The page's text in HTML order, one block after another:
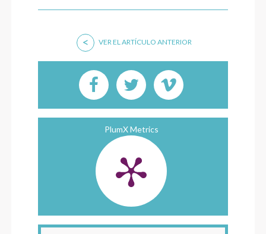
< VER EL ARTÍCULO ANTERIOR
PlumX Metrics